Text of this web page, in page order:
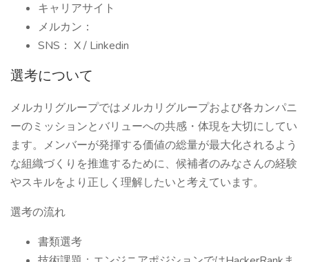
キャリアサイト
メルカン：
SNS： X / Linkedin
選考について
メルカリグループではメルカリグループおよび各カンパニ
ーのミッションとバリューへの共感・体現を大切にしてい
ます。メンバーが発揮する価値の総量が最大化されるよう
な組織づくりを推進するために、候補者のみなさんの経験
やスキルをより正しく理解したいと考えています。
選考の流れ
書類選考